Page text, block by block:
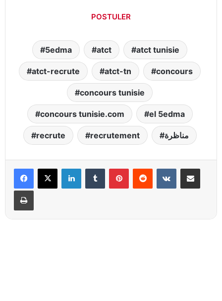
POSTULER
5edma atct atct tunisie
atct-recrute atct-tn concours
concours tunisie
concours tunisie.com el 5edma
recrute recrutement مناظرة
LinkedinTumblr PinterestReddit VKontaktePartager par email
Imprimer